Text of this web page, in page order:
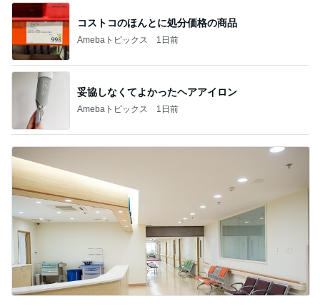
コストコのほんとに処分価格の商品
Amebaトピックス 1日前
妥協しなくてよかったヘアアイロン
Amebaトピックス 1日前